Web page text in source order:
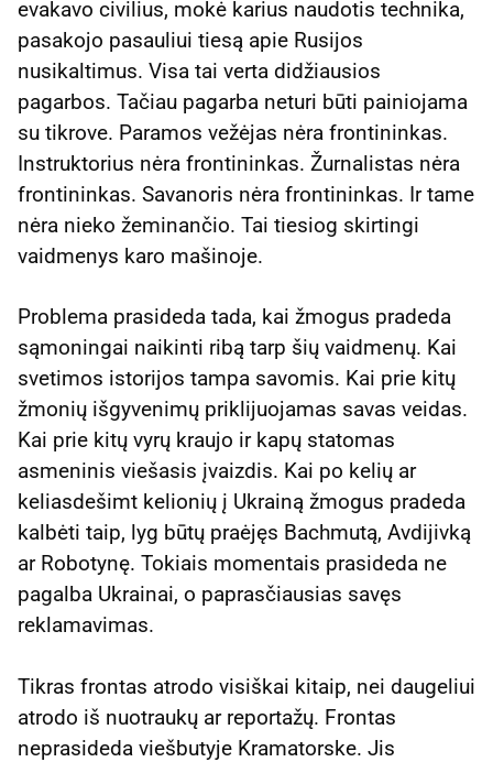
evakavo civilius, mokė karius naudotis technika,
pasakojo pasauliui tiesą apie Rusijos
nusikaltimus. Visa tai verta didžiausios
pagarbos. Tačiau pagarba neturi būti painiojama
su tikrove. Paramos vežėjas nėra frontininkas.
Instruktorius nėra frontininkas. Žurnalistas nėra
frontininkas. Savanoris nėra frontininkas. Ir tame
nėra nieko žeminančio. Tai tiesiog skirtingi
vaidmenys karo mašinoje.
Problema prasideda tada, kai žmogus pradeda
sąmoningai naikinti ribą tarp šių vaidmenų. Kai
svetimos istorijos tampa savomis. Kai prie kitų
žmonių išgyvenimų priklijuojamas savas veidas.
Kai prie kitų vyrų kraujo ir kapų statomas
asmeninis viešasis įvaizdis. Kai po kelių ar
keliasdešimt kelionių į Ukrainą žmogus pradeda
kalbėti taip, lyg būtų praėjęs Bachmutą, Avdijivką
ar Robotynę. Tokiais momentais prasideda ne
pagalba Ukrainai, o paprasčiausias savęs
reklamavimas.
Tikras frontas atrodo visiškai kitaip, nei daugeliui
atrodo iš nuotraukų ar reportažų. Frontas
neprasideda viešbutyje Kramatorske. Jis